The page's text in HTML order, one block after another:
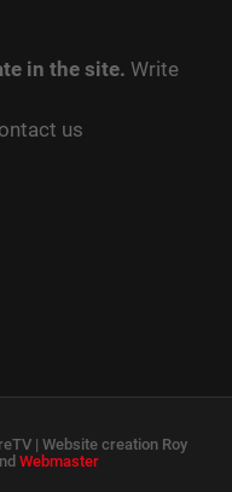
in the site. Write
us
| Website creation Roy
Webmaster